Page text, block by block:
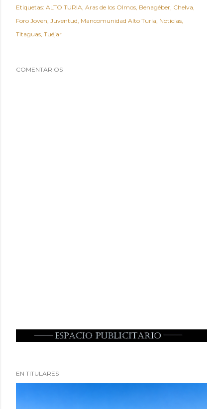
Etiquetas: ALTO TURIA Aras de los Olmos Benagéber Chelva
Foro Joven Juventud Mancomunidad Alto Turia Noticias
Titaguas Tuéjar
COMENTARIOS
EN TITULARES